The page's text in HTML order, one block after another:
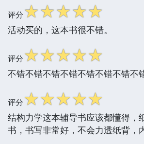
评分☆☆☆☆☆
活动买的，这本书很不错。
评分☆☆☆☆☆
不错不错不错不错不错不错不错不
评分☆☆☆☆☆
结构力学这本辅导书应该都懂得，
书，书写非常好，不会力透纸背，